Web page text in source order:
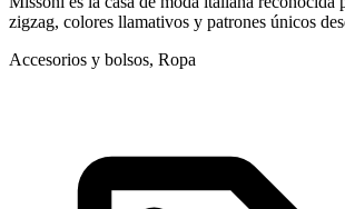
zigzag, colores llamativos y patrones únicos
Accesorios y bolsos, Ropa